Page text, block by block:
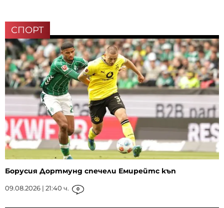
СПОРТ
Борусия Дортмунд спечели Емирейтс къп
09.08.2026 | 21:40 ч. 0